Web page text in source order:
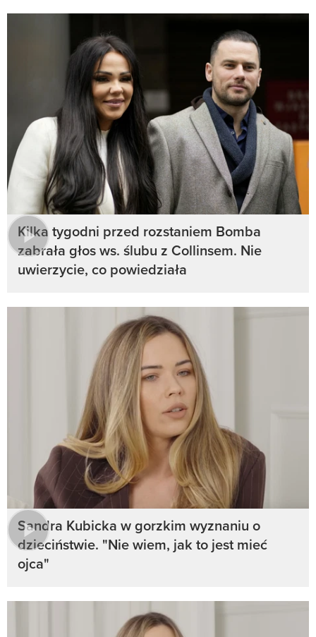
Kilka tygodni przed rozstaniem Bomba
zabrała głos ws. ślubu z Collinsem. Nie
uwierzycie, co powiedziała
Sandra Kubicka w gorzkim wyznaniu o
dzieciństwie. "Nie wiem, jak to jest mieć
ojca"